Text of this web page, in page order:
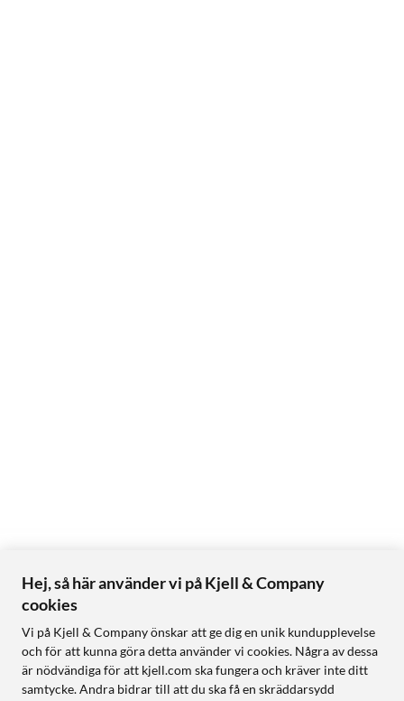
Hej, så här använder vi på Kjell & Company
cookies
Vi på Kjell & Company önskar att ge dig en unik kundupplevelse
och för att kunna göra detta använder vi cookies. Några av dessa
är nödvändiga för att kjell.com ska fungera och kräver inte ditt
samtycke. Andra bidrar till att du ska få en skräddarsydd